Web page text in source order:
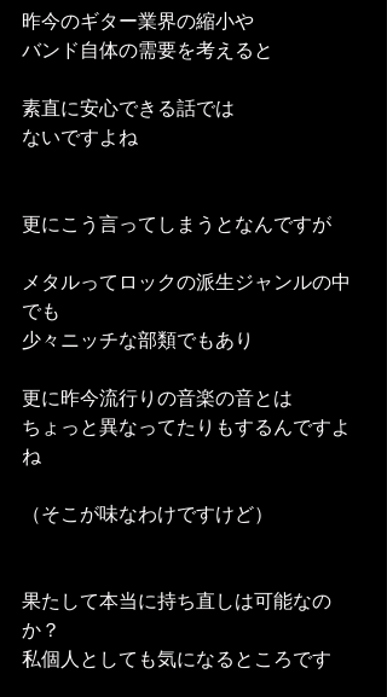
昨今のギター業界の縮小や
バンド自体の需要を考えると
素直に安心できる話では
ないですよね
更にこう言ってしまうとなんですが
メタルってロックの派生ジャンルの中
でも
少々ニッチな部類でもあり
更に昨今流行りの音楽の音とは
ちょっと異なってたりもするんですよ
ね
（そこが味なわけですけど）
果たして本当に持ち直しは可能なの
か？
私個人としても気になるところです